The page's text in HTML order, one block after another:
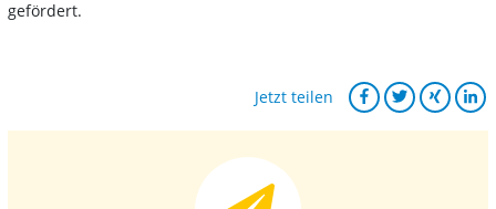
gefördert.
Jetzt teilen